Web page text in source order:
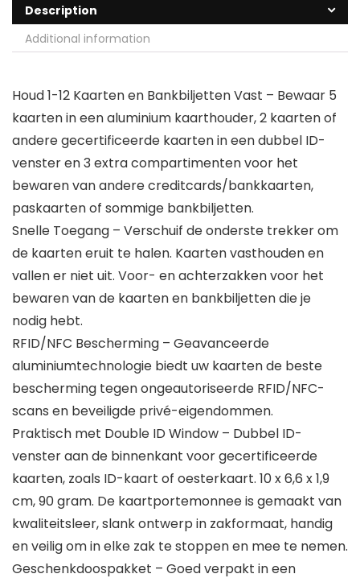
Description
Additional information
Houd 1-12 Kaarten en Bankbiljetten Vast – Bewaar 5
kaarten in een aluminium kaarthouder, 2 kaarten of
andere gecertificeerde kaarten in een dubbel ID-
venster en 3 extra compartimenten voor het
bewaren van andere creditcards/bankkaarten,
paskaarten of sommige bankbiljetten.
Snelle Toegang – Verschuif de onderste trekker om
de kaarten eruit te halen. Kaarten vasthouden en
vallen er niet uit. Voor- en achterzakken voor het
bewaren van de kaarten en bankbiljetten die je
nodig hebt.
RFID/NFC Bescherming – Geavanceerde
aluminiumtechnologie biedt uw kaarten de beste
bescherming tegen ongeautoriseerde RFID/NFC-
scans en beveiligde privé-eigendommen.
Praktisch met Double ID Window – Dubbel ID-
venster aan de binnenkant voor gecertificeerde
kaarten, zoals ID-kaart of oesterkaart. 10 x 6,6 x 1,9
cm, 90 gram. De kaartportemonnee is gemaakt van
kwaliteitsleer, slank ontwerp in zakformaat, handig
en veilig om in elke zak te stoppen en mee te nemen.
Geschenkdoospakket – Goed verpakt in een